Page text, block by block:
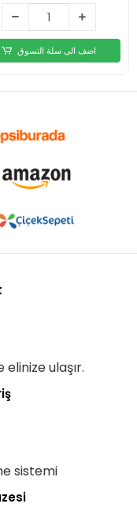
اضف الى سلة التسوق
elinize ulaşır.
sistemi